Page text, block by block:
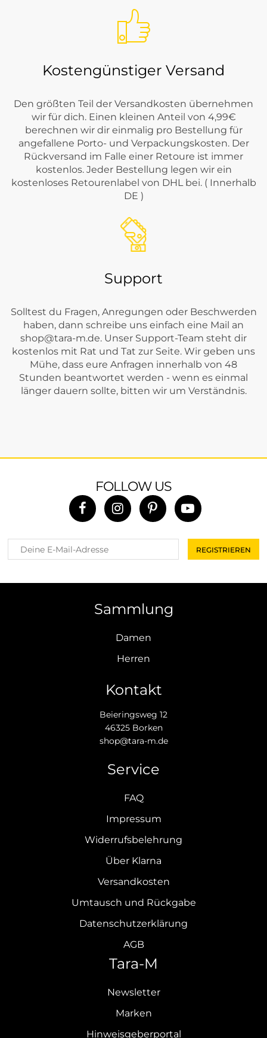
Kostengünstiger Versand
Den größten Teil der Versandkosten übernehmen
wir für dich. Einen kleinen Anteil von 4,99€
berechnen wir dir einmalig pro Bestellung für
angefallene Porto- und Verpackungskosten. Der
Rückversand im Falle einer Retoure ist immer
kostenlos. Jeder Bestellung legen wir ein
kostenloses Retourenlabel von DHL bei. ( Innerhalb
DE )
Support
Solltest du Fragen, Anregungen oder Beschwerden
haben, dann schreibe uns einfach eine Mail an
shop@tara-m.de. Unser Support-Team steht dir
kostenlos mit Rat und Tat zur Seite. Wir geben uns
Mühe, dass eure Anfragen innerhalb von 48
Stunden beantwortet werden - wenn es einmal
länger dauern sollte, bitten wir um Verständnis.
FOLLOW US
Sammlung
Damen
Herren
Kontakt
Beieringsweg 12
46325 Borken
shop@tara-m.de
Service
FAQ
Impressum
Widerrufsbelehrung
Über Klarna
Versandkosten
Umtausch und Rückgabe
Datenschutzerklärung
AGB
Tara-M
Newsletter
Marken
Hinweisgeberportal